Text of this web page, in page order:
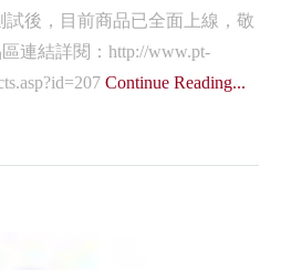
試後，目前商品已全面上線，敬
連結詳閱：http://www.pt-
Continue Reading...